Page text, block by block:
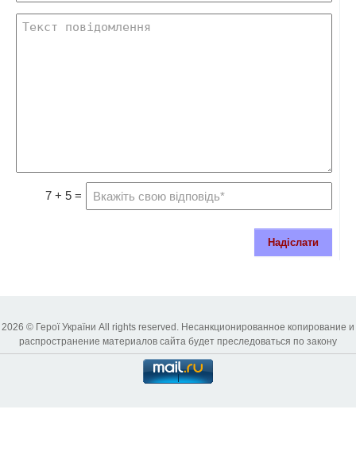
7 + 5 =
Надіслати
2026 © Герої України All rights reserved. Несанкционированное копирование и
распространение материалов сайта будет преследоваться по закону